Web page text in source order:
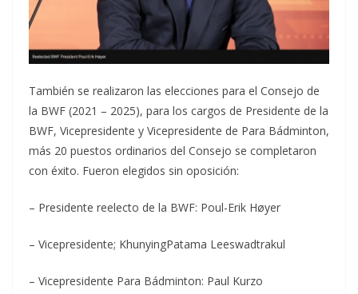
También se realizaron las elecciones para el Consejo de
la BWF (2021 – 2025), para los cargos de Presidente de la
BWF, Vicepresidente y Vicepresidente de Para Bádminton,
más 20 puestos ordinarios del Consejo se completaron
con éxito. Fueron elegidos sin oposición:
– Presidente reelecto de la BWF: Poul-Erik Høyer
– Vicepresidente; KhunyingPatama Leeswadtrakul
– Vicepresidente Para Bádminton: Paul Kurzo